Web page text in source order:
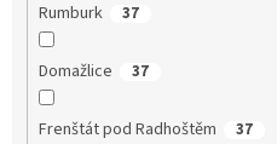
Rumburk 37
Domažlice 37
Frenštát pod Radhoštěm 37